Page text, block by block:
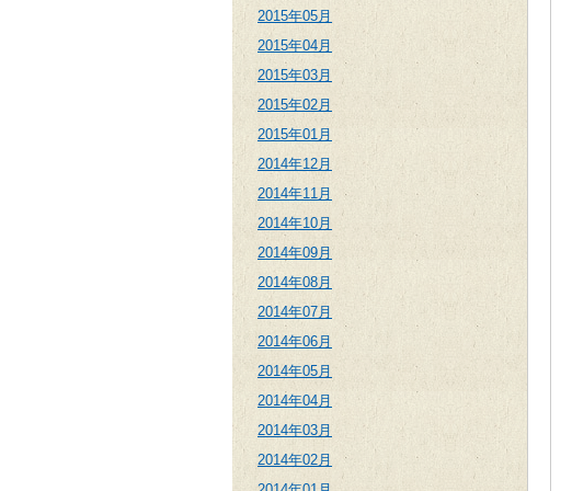
2015年05月
2015年04月
2015年03月
2015年02月
2015年01月
2014年12月
2014年11月
2014年10月
2014年09月
2014年08月
2014年07月
2014年06月
2014年05月
2014年04月
2014年03月
2014年02月